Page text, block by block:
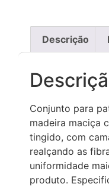
Descrição
Conjunto para
madeira maciça
tingido, com
realçando as
uniformidade
produto.